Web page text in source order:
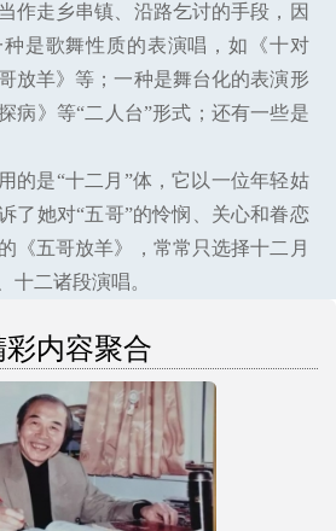
作走乡串镇、沿路乞讨的手段，因
是歌舞性质的表演唱，如《十对
放羊》等；一种是舞台化的表演形
病》等“二人台”形式；还有一些是
的是“十二月”体，它以一位年轻姑
了她对“五哥”的怜悯、关心和眷恋
《五哥放羊》，常常只选择十二月
十二诸段演唱。
彩内容聚合